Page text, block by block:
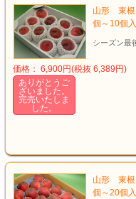
山形 東
個～10個
シーズン最
価格： 6,900円(税抜 6,389円)
ありがとうご
ざいました。
完売いたしま
した。
山形 東
個～20個